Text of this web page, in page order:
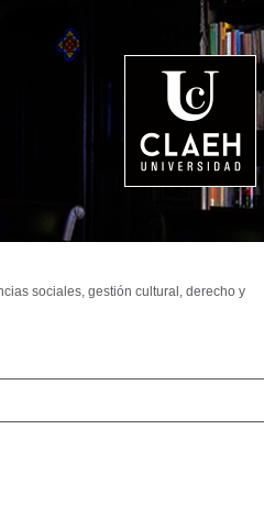
sociales, gestión cultural, derecho y